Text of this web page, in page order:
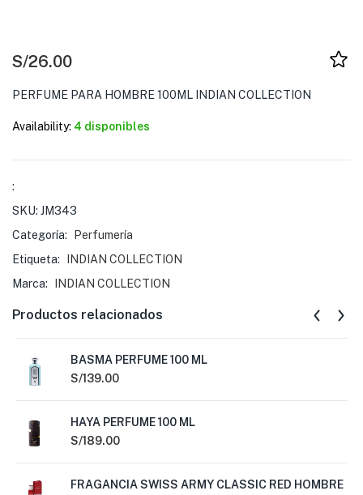
S/26.00
PERFUME PARA HOMBRE 100ML INDIAN COLLECTION
Availability: 4 disponibles
:
SKU: JM343
Categoría:
Perfumería
Etiqueta:
INDIAN COLLECTION
Marca:
INDIAN COLLECTION
Productos relacionados
BASMA PERFUME 100 ML
S/139.00
HAYA PERFUME 100 ML
S/189.00
FRAGANCIA SWISS ARMY CLASSIC RED HOMBRE